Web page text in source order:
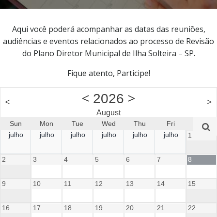
Aqui você poderá acompanhar as datas das reuniões,
audiências e eventos relacionados ao processo de Revisão
do Plano Diretor Municipal de Ilha Solteira – SP.
Fique atento, Participe!
< < 2026 >
August
>
Sun Mon Tue Wed Thu Fri
Sat
julho
julho julho julho julho julho 1
2 3 4 5 6 7 8
9 10 11 12 13 14 15
16 17 18 19 20 21 22